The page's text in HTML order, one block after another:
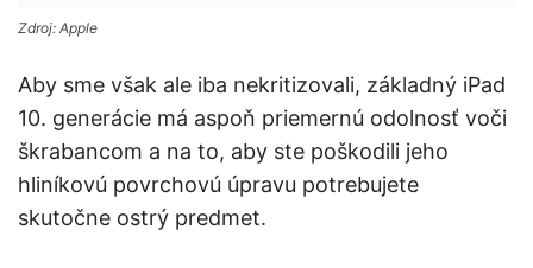
Zdroj: Apple
Aby sme však ale iba nekritizovali, základný iPad
10. generácie má aspoň priemernú odolnosť voči
škrabancom a na to, aby ste poškodili jeho
hliníkovú povrchovú úpravu potrebujete
skutočne ostrý predmet.